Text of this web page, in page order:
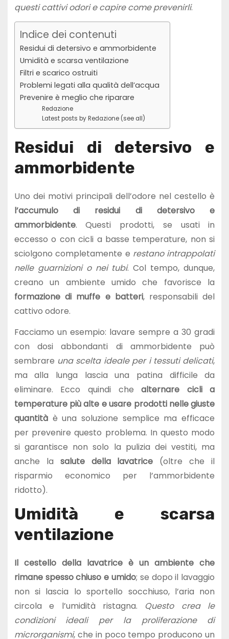
questi cattivi odori e capire come prevenirli.
Indice dei contenuti
Residui di detersivo e ammorbidente
Umidità e scarsa ventilazione
Filtri e scarico ostruiti
Problemi legati alla qualità dell’acqua
Prevenire è meglio che riparare
Redazione
Latest posts by Redazione (see all)
Residui di detersivo e
ammorbidente
Uno dei motivi principali dell’odore nel cestello è
l’accumulo di residui di detersivo e
ammorbidente. Questi prodotti, se usati in
eccesso o con cicli a basse temperature, non si
sciolgono completamente e restano intrappolati
nelle guarnizioni o nei tubi. Col tempo, dunque,
creano un ambiente umido che favorisce la
formazione di muffe e batteri, responsabili del
cattivo odore.
Facciamo un esempio: lavare sempre a 30 gradi
con dosi abbondanti di ammorbidente può
sembrare una scelta ideale per i tessuti delicati,
ma alla lunga lascia una patina difficile da
eliminare. Ecco quindi chealternare cicli a
temperature più alte e usare prodotti nelle giuste
quantitàè una soluzione semplice ma efficace
per prevenire questo problema. In questo modo
si garantisce non solo la pulizia dei vestiti, ma
anche la salute della lavatrice (oltre che il
risparmio economico per l’ammorbidente
ridotto).
Umidità e scarsa
ventilazione
Il cestello della lavatrice è un ambiente che
rimane spesso chiuso e umido; se dopo il lavaggio
non si lascia lo sportello socchiuso, l’aria non
circola e l’umidità ristagna. Questo crea le
condizioni ideali per la proliferazione di
microrganismi, che in poco tempo producono un